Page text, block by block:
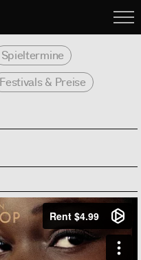
Spieltermine
Festivals & Preise